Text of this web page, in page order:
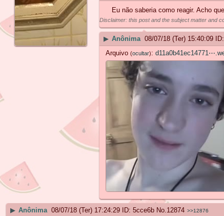
Eu não saberia como reagir. Acho
Disclaimer: this post and the subject matter and
▶ Anônima 08/07/18 (Ter) 15:40:09
Arquivo (ocultar):
▶ Anônima 08/07/18 (Ter) 17:24:29 5cce6b No. 12874 >>12876